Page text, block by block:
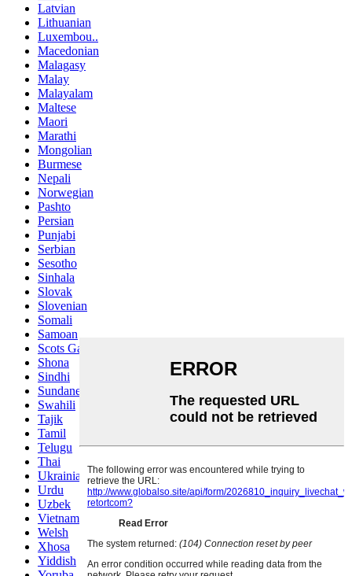
Latvian
Lithuanian
Luxembou..
Macedonian
Malagasy
Malay
Malayalam
Maltese
Maori
Marathi
Mongolian
Burmese
Nepali
Norwegian
Pashto
Persian
Punjabi
Serbian
Sesotho
Sinhala
Slovak
Slovenian
Somali
Samoan
Scots Gaelic
Shona
Sindhi
Sundanese
Swahili
Tajik
Tamil
Telugu
Thai
Ukrainian
Urdu
Uzbek
Vietnamese
Welsh
Xhosa
Yiddish